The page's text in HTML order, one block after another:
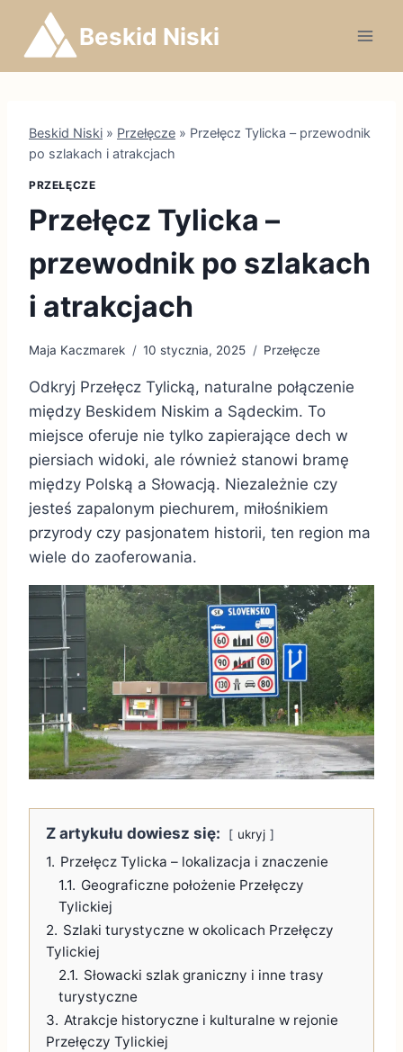
Przejdź
treści
Beskid Niski
Beskid Niski » Przełęcze » Przełęcz Tylicka – przewodnik
po szlakach i atrakcjach
PRZEŁĘCZE
Przełęcz Tylicka –
przewodnik po szlakach
i atrakcjach
Maja Kaczmarek 10 stycznia, 2025 Przełęcze
Odkryj Przełęcz Tylicką, naturalne połączenie
między Beskidem Niskim a Sądeckim. To
miejsce oferuje nie tylko zapierające dech w
piersiach widoki, ale również stanowi bramę
między Polską a Słowacją. Niezależnie czy
jesteś zapalonym piechurem, miłośnikiem
przyrody czy pasjonatem historii, ten region ma
wiele do zaoferowania.
Z artykułu dowiesz się: ukryj
1. Przełęcz Tylicka – lokalizacja i znaczenie
1.1. Geograficzne położenie Przełęczy
Tylickiej
2. Szlaki turystyczne w okolicach Przełęczy
Tylickiej
2.1. Słowacki szlak graniczny i inne trasy
turystyczne
3. Atrakcje historyczne i kulturalne w rejonie
Przełęczy Tylickiej